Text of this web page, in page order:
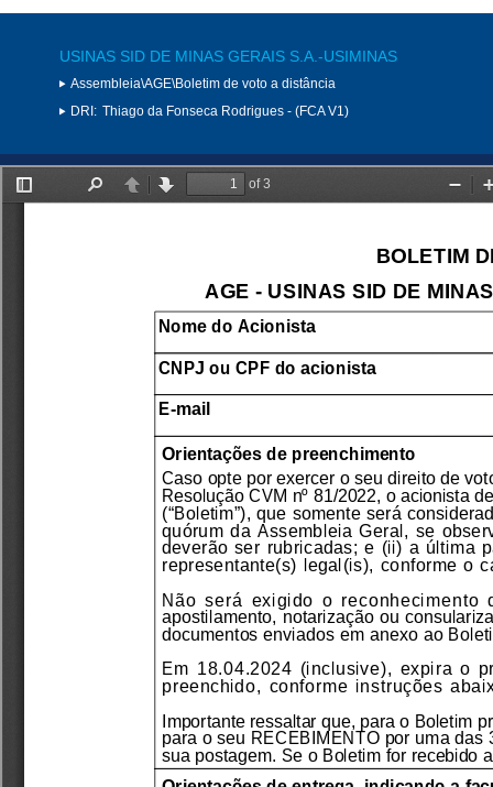
USINAS SID DE MINAS GERAIS S.A.-USIMINAS
Assembleia\AGE\Boletim de voto a distância
DRI: Thiago da Fonseca Rodrigues - (FCA V1)